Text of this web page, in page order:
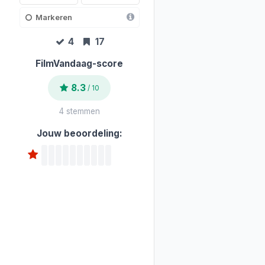
Markeren
4
17
FilmVandaag-score
8.3/ 10
4 stemmen
Jouw beoordeling: